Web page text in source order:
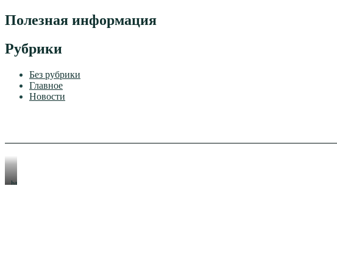
Полезная информация
Рубрики
Без рубрики
Главное
Новости
https://xn-